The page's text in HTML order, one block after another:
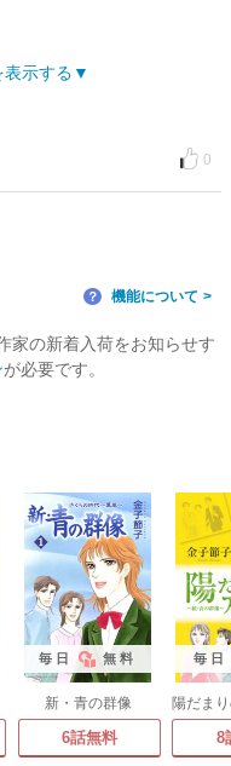
示する
0
？ 機能について
家の新着入荷をお知らせす
が必要です。
毎日 無料
新・青の群像
6話無料
毎日
8